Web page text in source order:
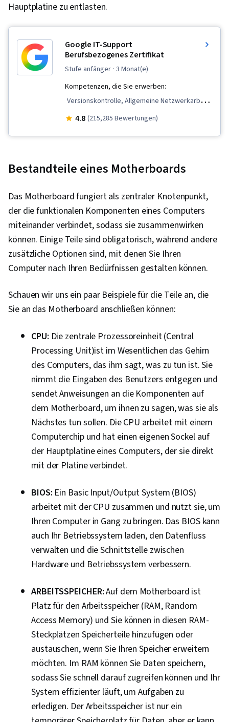
Hauptplatine zu entlasten.
Google IT-Support
Berufsbezogenes Zertifikat
stufe anfänger · 3 Monat(e)
Kompetenzen, die Sie erwerben:
Versionskontrolle, Allgemeine Netzwerkarbeit,
Desktop-Unterstützung, TCP/IP,
(Programmiersprache), Git
Fehlerbehebung, Verwaltung des
Betriebssystems, Computer-Vernetzung,
Paket- und Softwareverwaltung, IT-
Automatisierung, Netzwerksicherheit, Chef
(Werkzeug zur Konfigurationsverwaltung), IT-
Sicherheitsarchitektur, Netzwerkverwaltung,
Wiederherstellung im Katastrophenfall, Leichte
Verwaltung, Cloud Computing, Server,
Technische Beratung, System-Konfiguration,
Datenspeicherung, Cloud-Infrastruktur,
Netzinfrastruktur, Cloud-Management, Prompt
Engineering Tools, Google Gemini, Generative
KI, Schnelles Engineering, KI-Kenntnisse,
Branding, Berufliche Entwicklung, Linux-Befehle,
Fernzugriffssysteme, Systemüberwachung,
Dateisysteme, Installation der Software, OS
Prozessmanagement, Benutzerkonten,
Windows, System-Unterstützung, Identitäts-
und Zugangsmanagement, Linux-Verwaltung,
Befehlszeilenschnittstelle, Linux,
Benutzerbereitstellung, Technische
Unterstützung und Dienstleistungen,
Verschlüsselung, Cyber-Angriffe,
Firewall, Sicherheitsstrategie, Berechtigung
(Computing), Sicherheitsbewußtsein,
Beglaubigungen, Sicherheitskontrollen,
Sicherheitsmanagement, Schulung zum
Bewusstsein für Computersicherheit,
Anwendungssicherheit, Management von
Bedrohungen, Datensicherheit, Cybersecurity,
Netzwerk-Modell, Netzwerk-Protokolle,
Drahtlose Netzwerke, Integrität der Daten,
Netzwerk-Routing, Dynamisches Host-
4.8 (215,285 Bewertungen)
Bestandteile eines Motherboards
Das Motherboard fungiert als zentraler Knotenpunkt,
der die funktionalen Komponenten eines Computers
miteinander verbindet, sodass sie zusammenwirken
können. Einige Teile sind obligatorisch, während andere
zusätzliche Optionen sind, mit denen Sie Ihren
Computer nach Ihren Bedürfnissen gestalten können.
Schauen wir uns ein paar Beispiele für die Teile an, die
Sie an das Motherboard anschließen können:
CPU: Die zentrale Prozessoreinheit (Central
Processing Unit)ist im Wesentlichen das Gehirn
des Computers, das ihm sagt, was zu tun ist. Sie
nimmt die Eingaben des Benutzers entgegen und
sendet Anweisungen an die Komponenten auf
dem Motherboard, um ihnen zu sagen, was sie als
Nächstes tun sollen. Die CPU arbeitet mit einem
Computerchip und hat einen eigenen Sockel auf
der Hauptplatine eines Computers, der sie direkt
mit der Platine verbindet.
BIOS: Ein Basic Input/Output System (BIOS)
arbeitet mit der CPU zusammen und nutzt sie, um
Ihren Computer in Gang zu bringen. Das BIOS kann
auch Ihr Betriebssystem laden, den Datenfluss
verwalten und die Schnittstelle zwischen
Hardware und Betriebssystem verbessern.
ARBEITSSPEICHER:Auf dem Motherboard ist
Platz für den Arbeitsspeicher (RAM, Random
Access Memory) und Sie können in diesen RAM-
Steckplätzen Speicherteile hinzufügen oder
austauschen, wenn Sie Ihren Speicher erweitern
möchten. Im RAM können Sie Daten speichern,
sodass Sie schnell darauf zugreifen können und Ihr
System effizienter läuft, um Aufgaben zu
erledigen. Der Arbeitsspeicher ist nur ein